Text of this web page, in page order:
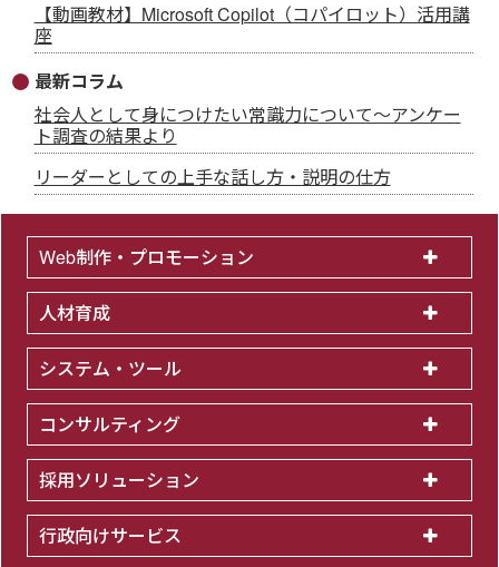
【動画教材】Microsoft Copilot（コパイロット）活用講
座
最新コラム
社会人として身につけたい常識力について～アンケー
ト調査の結果より
リーダーとしての上手な話し方・説明の仕方
Web制作・プロモーション
人材育成
システム・ツール
コンサルティング
採用ソリューション
行政向けサービス